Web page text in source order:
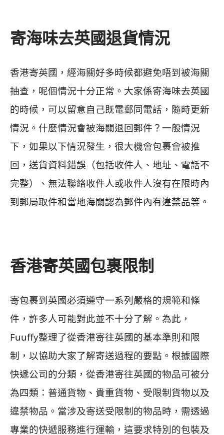
寄海味去英國退貨情況
香港寄英國，經海關好多時候都避免唔到被海關
抽查，呢個情況十分正常。大家係寄海味去英國
的時候，可以留意自己既電郵同電話，隨時更新
情況。什麼情況會被海關退回郵件？一般情況
下，如果以下情況發生，很大機會包裹會被推
回，送貨資料錯誤（包括收件人、地址、電話不
完整）、無法聯絡收件人或收件人沒有在限時內
到郵局取件和當地海關認為郵件內有違禁品等。
香港寄英國包裹限制
寄包裹到英國必須遵守一系列嚴格的規範和條
件，許多人可能對此並不十分了解。為此，
Fuuffy整理了從香港寄往英國的基本準則和限
制，以協助大家了解寄送過程的要點。根據國際
快遞公司的分類，從香港寄往英國的物品可被分
為四類：普通貨物、貴重貨物、受限制貨物以及
違禁物品。當涉及寄送受限制的物品時，需透過
專業的快遞服務進行運輸，這要求特別的包裝及